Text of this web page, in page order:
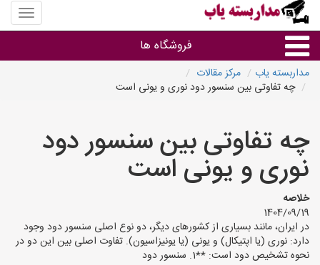
منوی
سایت
یاب
فروشگاه ها
براساس مشخصات ظاهری
براساس برند
فروشندگان دوربین مداربسته
مداربسته یاب
مرکز مقالات
چه تفاوتی بین سنسور دود نوری و یونی است
چه تفاوتی بین سنسور دود
نوری و یونی است
خلاصه
1404/09/19
در ایران، مانند بسیاری از کشورهای دیگر، دو نوع اصلی سنسور دود وجود
دارد: نوری (یا اپتیکال) و یونی (یا یونیزاسیون). تفاوت اصلی بین این دو در
نحوه تشخیص دود است: **1. سنسور دود